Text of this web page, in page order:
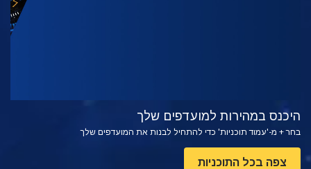
היכנס במהירות למועדפים שלך
בחר + מ-'עמוד תוכניות' כדי להתחיל לבנות את המועדפים שלך
צפה בכל התוכניות